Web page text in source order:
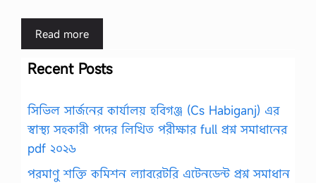
Read more
Recent Posts
সিভিল সার্জনের কার্যালয় হবিগঞ্জ (Cs Habiganj) এর
স্বাস্থ্য সহকারী পদের লিখিত পরীক্ষার full প্রশ্ন সমাধানের
pdf ২০২৬
পরমাণু শক্তি কমিশন ল্যাবরেটরি এটেনডেন্ট প্রশ্ন সমাধান